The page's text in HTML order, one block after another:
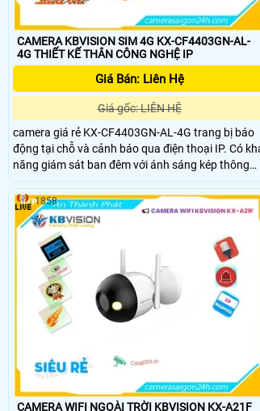
CAMERA KBVISION SIM 4G KX-CF4403GN-AL-
4G THIẾT KẾ THÂN CÔNG NGHỆ IP
Giá Bán: Liên Hệ
Giá gốc: LIÊN HỆ
camera giá rẻ KX-CF4403GN-AL-4G trang bị báo
động tại chỗ và cảnh báo qua điện thoại IP. Có khả
năng giám sát ban đêm với ánh sáng kép thông
minh Ultra 2k hình ảnh sắc nét. Phù hợp cho công
trình, kho hàng, nhà xưởng với chất lượng Full
Color 30m. Hiệu quả trong việc chống trộm, tích
hợp công nghệ IP, phù hợp cho hệ thống lớn
CAMERA WIFI NGOÀI TRỜI KBVISION KX-A21F
1858